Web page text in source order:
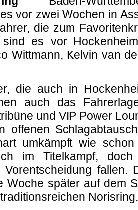
vor zwei Wochen in
die zum
sind es vor
Wittmann, Kelvin van
die auch in
auch das
und VIP Power
offenen
umkämpft wie
im Titelkampf,
Vorentscheidung fallen.
Woche später auf dem
Norisring.